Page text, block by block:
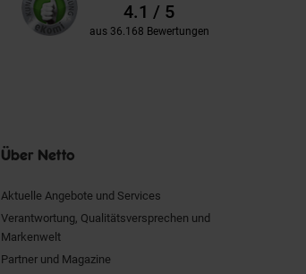
Bewertungen4.1 / 5
aus 36.168 Bewertungen
Über Netto
Aktuelle Angebote und Services
Verantwortung, Qualitätsversprechen und
Markenwelt
Partner und Magazine